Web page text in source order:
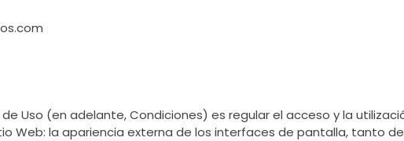
Uso (en adelante, Condiciones) es regular el acceso y la
Web: la apariencia externa de los interfaces de pantalla, tanto